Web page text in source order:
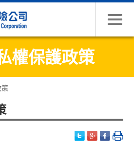
權保護政策
策